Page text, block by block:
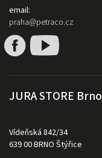
email:
praha@petraco.cz
JURA STORE Brno
Vídeňská 842/34
639 00 BRNO Štýřice